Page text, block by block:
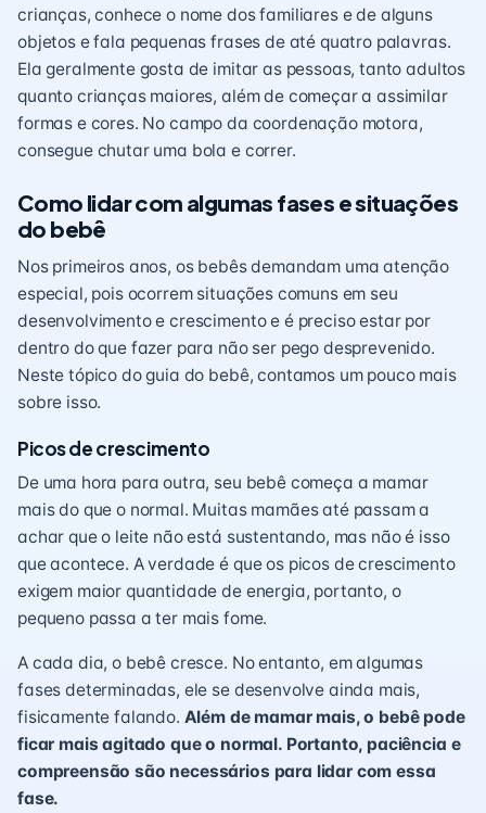
crianças, conhece o nome dos familiares e de alguns
objetos e fala pequenas frases de até quatro palavras.
Ela geralmente gosta de imitar as pessoas, tanto adultos
quanto crianças maiores, além de começar a assimilar
formas e cores. No campo da coordenação motora,
consegue chutar uma bola e correr.
Como lidar com algumas fases e situações
do bebê
Nos primeiros anos, os bebês demandam uma atenção
especial, pois ocorrem situações comuns em seu
desenvolvimento e crescimento e é preciso estar por
dentro do que fazer para não ser pego desprevenido.
Neste tópico do guia do bebê, contamos um pouco mais
sobre isso.
Picos de crescimento
De uma hora para outra, seu bebê começa a mamar
mais do que o normal. Muitas mamães até passam a
achar que o leite não está sustentando, mas não é isso
que acontece. A verdade é que os picos de crescimento
exigem maior quantidade de energia, portanto, o
pequeno passa a ter mais fome.
A cada dia, o bebê cresce. No entanto, em algumas
fases determinadas, ele se desenvolve ainda mais,
fisicamente falando. Além de mamar mais, o bebê pode
ficar mais agitado que o normal. Portanto, paciência e
compreensão são necessários para lidar com essa
fase.